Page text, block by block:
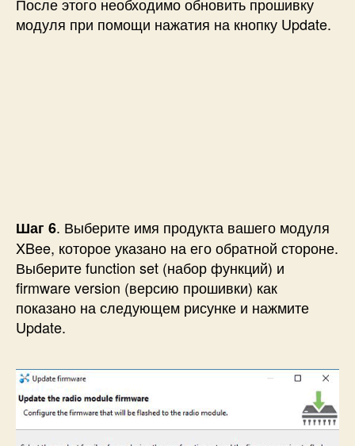
модуля при помощи нажатия на кнопку Update.
Шаг 6. Выберите имя продукта вашего модуля
XBee, которое указано на его обратной стороне.
Выберите function set (набор функций) и
firmware version (версию прошивки) как
показано на следующем рисунке и нажмите
Update.